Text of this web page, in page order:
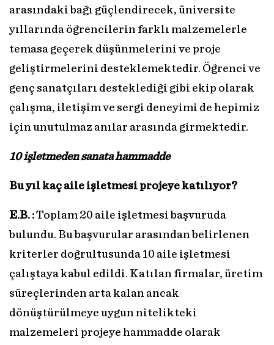
arasındaki bağı güçlendirecek, üniversite
yıllarında öğrencilerin farklı malzemelerle
temasa geçerek düşünmelerini ve proje
geliştirmelerini desteklemektedir. Öğrenci ve
genç sanatçıları desteklediği gibi ekip olarak
çalışma, iletişim ve sergi deneyimi de hepimiz
için unutulmaz anılar arasında girmektedir.
10 işletmeden sanata hammadde
Bu yıl kaç aile işletmesi projeye katılıyor?
E.B. :Toplam 20 aile işletmesi başvuruda
bulundu. Bu başvurular arasından belirlenen
kriterler doğrultusunda 10 aile işletmesi
çalıştaya kabul edildi. Katılan firmalar, üretim
süreçlerinden arta kalan ancak
dönüştürülmeye uygun nitelikteki
malzemeleri projeye hammadde olarak